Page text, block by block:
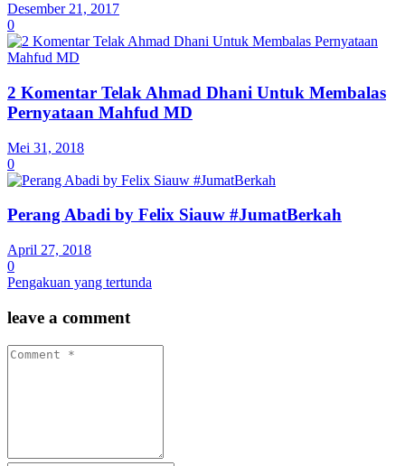
Desember 21, 2017
0
2 Komentar Telak Ahmad Dhani Untuk Membalas
Pernyataan Mahfud MD
Mei 31, 2018
0
Perang Abadi by Felix Siauw #JumatBerkah
April 27, 2018
0
Pengakuan yang tertunda
leave a comment